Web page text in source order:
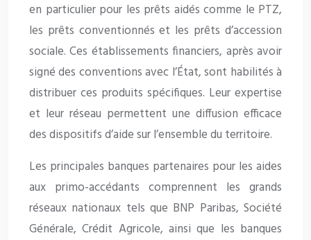
en particulier pour les prêts aidés comme le PTZ,
les prêts conventionnés et les prêts d’accession
sociale. Ces établissements financiers, après avoir
signé des conventions avec l’État, sont habilités à
distribuer ces produits spécifiques. Leur expertise
et leur réseau permettent une diffusion efficace
des dispositifs d’aide sur l’ensemble du territoire.
Les principales banques partenaires pour les aides
aux primo-accédants comprennent les grands
réseaux nationaux tels que BNP Paribas, Société
Générale, Crédit Agricole, ainsi que les banques